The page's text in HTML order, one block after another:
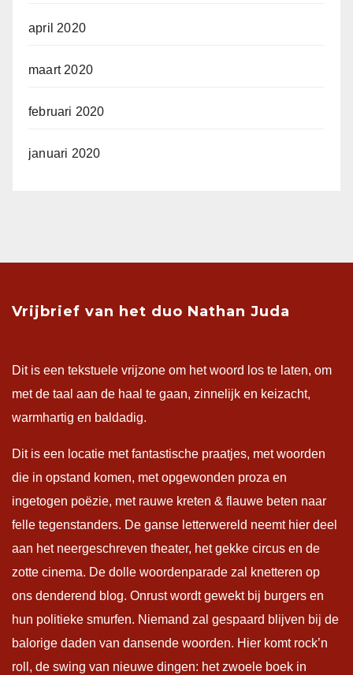
april 2020
maart 2020
februari 2020
januari 2020
Vrijbrief van het duo Nathan Juda
Dit is een tekstuele vrijzone om het woord los te laten, om
met de taal aan de haal te gaan, zinnelijk en keizacht,
warmhartig en baldadig.
Dit is een locatie met fantastische praatjes, met woorden
die in opstand komen, met opgewonden proza en
ingetogen poëzie, met rauwe kreten & flauwe beten naar
felle tegenstanders. De ganse letterwereld neemt hier deel
aan het neergeschreven theater, het gekke circus en de
zotte cinema. De dolle woordenparade zal knetteren op
ons denderend blog. Onrust wordt gewekt bij burgers en
hun politieke smurfen. Niemand zal gespaard blijven bij de
balorige daden van dansende woorden. Hier komt rock’n
roll, de swing van nieuwe dingen: het zwoele boek in